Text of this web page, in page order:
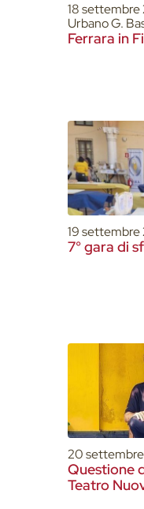
18
Urbano G.
Ferrara in
19 settembre
7° gara di
20
Questione
Teatro